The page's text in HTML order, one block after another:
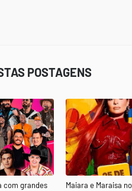
POSTAGENS
com grandes
Maiara e Maraisa